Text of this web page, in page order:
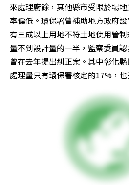
來處理廚餘，其他縣市受限於場
率偏低。環保署曾補助地方政府
有三成以上用地不符土地使用管
量不到設計量的一半，監察委員認
曾在去年提出糾正案。其中彰化
處理量只有環保署核定的17%，也